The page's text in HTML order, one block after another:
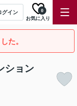
グイン
お気に入り
0
た。
ション